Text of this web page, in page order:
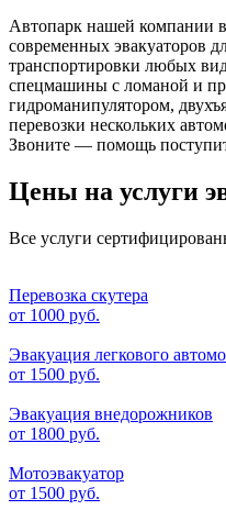
Автопарк нашей компании
современных эвакуаторов
транспортировки любых
спецмашины с ломаной и
гидроманипулятором,
перевозки нескольких
Звоните — помощь
Цены на услуги
Все услуги
Перевозка скутера
от 1000 руб.
Эвакуация легкового
от 1500 руб.
Эвакуация внедорожников
от 1800 руб.
Мотоэвакуатор
от 1500 руб.